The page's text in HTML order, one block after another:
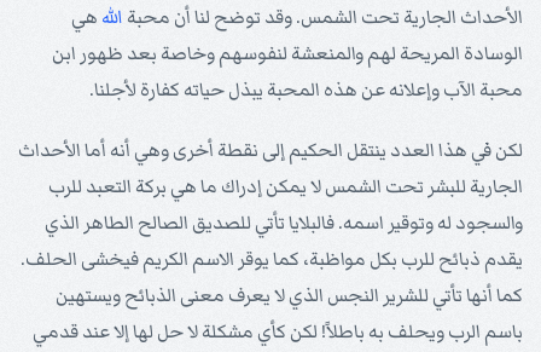
الأحداث الجارية تحت الشمس. وقد توضح لنا أن محبة الله هي
الوسادة المريحة لهم والمنعشة لنفوسهم وخاصة بعد ظهور ابن
محبة الآب وإعلانه عن هذه المحبة يبذل حياته كفارة لأجلنا.
لكن في هذا العدد ينتقل الحكيم إلى نقطة أخرى وهي أنه أما الأحداث
الجارية للبشر تحت الشمس لا يمكن إدراك ما هي بركة التعبد للرب
والسجود له وتوقير اسمه. فالبلايا تأتي للصديق الصالح الطاهر الذي
يقدم ذبائح للرب بكل مواظبة، كما يوقر الاسم الكريم فيخشى الحلف.
كما أنها تأتي للشرير النجس الذي لا يعرف معنى الذبائح ويستهين
باسم الرب ويحلف به باطلاً! لكن كأي مشكلة لا حل لها إلا عند قدمي